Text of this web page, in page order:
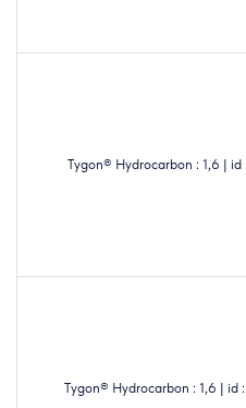
Tygon® Hydrocarbon : 1,6 |
Tygon® Hydrocarbon : 1,6 | id